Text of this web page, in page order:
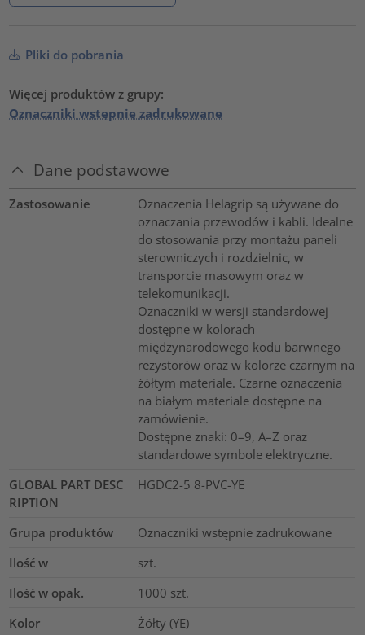
Pliki do pobrania
Więcej produktów z grupy:
Oznaczniki wstępnie zadrukowane
Dane podstawowe
Zastosowanie
Oznaczenia Helagrip są używane do
oznaczania przewodów i kabli. Idealne
do stosowania przy montażu paneli
sterowniczych i rozdzielnic, w
transporcie masowym oraz w
telekomunikacji.
Oznaczniki w wersji standardowej
dostępne w kolorach
międzynarodowego kodu barwnego
rezystorów oraz w kolorze czarnym na
żółtym materiale. Czarne oznaczenia
na białym materiale dostępne na
zamówienie.
Dostępne znaki: 0–9, A–Z oraz
standardowe symbole elektryczne.
GLOBAL PART DESC
RIPTION
HGDC2-5 8-PVC-YE
Grupa produktów
Oznaczniki wstępnie zadrukowane
Ilość w
szt.
Ilość w opak.
1000 szt.
Kolor
Żółty (YE)